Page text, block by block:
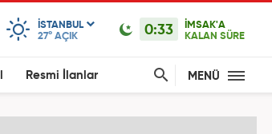
ISTANBUL
27° AÇIK 0:33
İMSAK'A
KALAN SÜRE
Resmi İlanlar MENÜ